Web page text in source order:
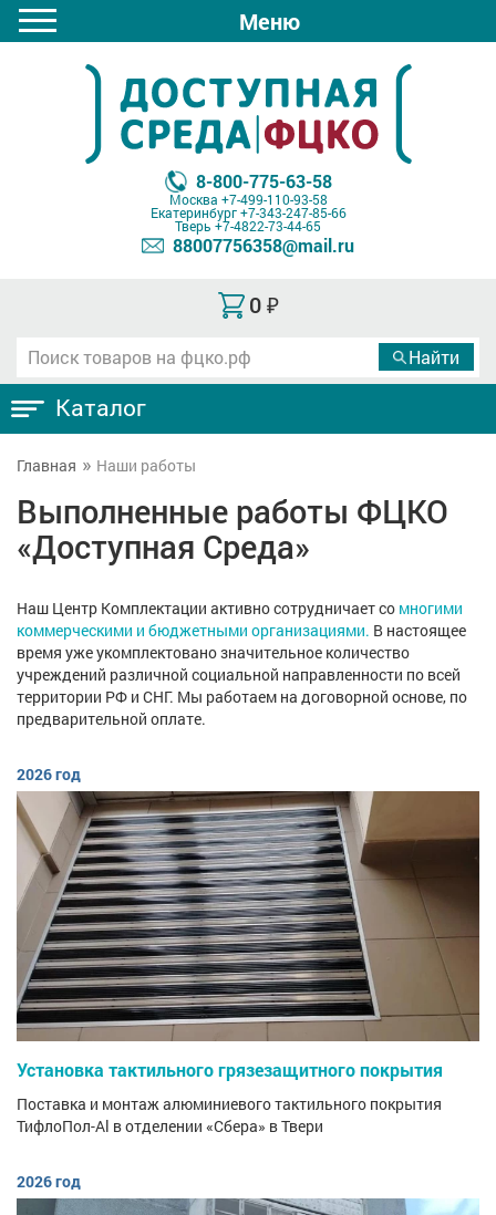
Меню
8-800-775-63-58
Москва +7-499-110-93-58
Екатеринбург+7-343-247-85-66
Тверь +7-4822-73-44-65
88007756358@mail.ru
0 ₽
Каталог
Главная Наши работы
Выполненные работы ФЦКО
«Доступная Среда»
Наш Центр Комплектации активно сотрудничает со многими
коммерческими и бюджетными организациями. В настоящее
время уже укомплектовано значительное количество
учреждений различной социальной направленности по всей
территории РФ и СНГ. Мы работаем на договорной основе, по
предварительной оплате.
2026 год
Установка тактильного грязезащитного покрытия
Поставка и монтаж алюминиевого тактильного покрытия
ТифлоПол-Al в отделении «Сбера» в Твери
2026 год